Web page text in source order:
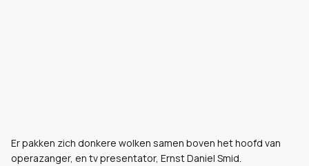
Er pakken zich donkere wolken samen boven het hoofd van
operazanger, en tv presentator, Ernst Daniel Smid.